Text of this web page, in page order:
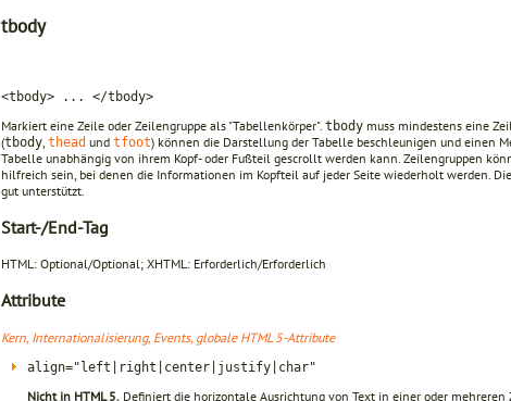
tbody
<tbody> ... </tbody>
Markiert eine Zeile oder Zeilengruppe als "Tabellenkörper". tbody muss mindestens eine
(tbody thead und tfoot) können die Darstellung der Tabelle beschleunigen und einen
Tabelle unabhängig von ihrem Kopf- oder Fußteil gescrollt werden kann. Zeilengruppen
hilfreich sein, bei denen die Informationen im Kopfteil auf jeder Seite wiederholt werden.
gut unterstützt.
Start-/End-Tag
HTML: Optional/Optional; XHTML: Erforderlich/Erforderlich
Attribute
Kern, Internationalisierung, Events, globale HTML 5-Attribute
align="left|right|center|justify|char"
Nicht in HTML 5. Definiert die horizontale Ausrichtung von Text in einer oder